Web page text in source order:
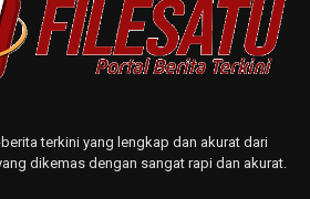
terkini yang lengkap dan akurat dari
dikemas dengan sangat rapi dan akurat.